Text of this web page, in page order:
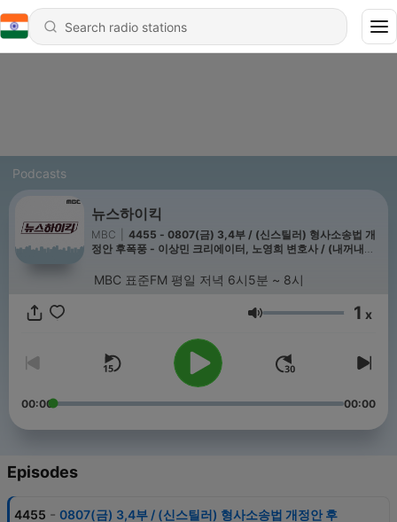
Podcasts
뉴스하이킥
MBC
4455 - 0807(금) 3,4부 / (신스틸러) 형사소송법 개
정안 후폭풍 - 이상민 크리에이터, 노영희 변호사 / (내꺼내알)
MBC 표준FM 평일 저녁 6시5분 ~ 8시
Volume 1 x
00:00 00:00
Episodes
4455 - 0807(금) 3,4부 / (신스틸러) 형사소송법 개정안 후